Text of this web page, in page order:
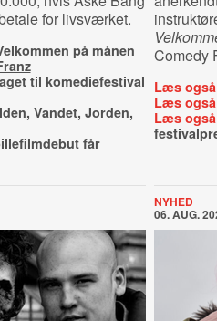
for livsværket.
på månen
til komediefestival
Vandet, Jorden,
får
Comedy
Læs
Læs
Læs
NYHED
06. AUG.